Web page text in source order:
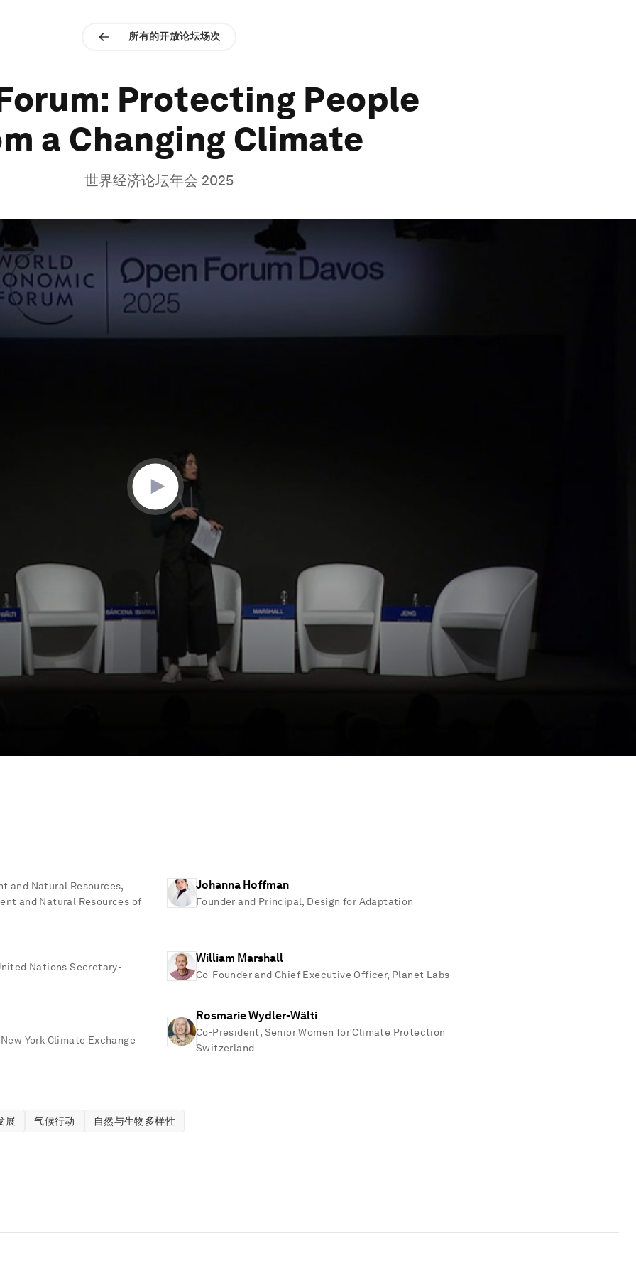
所有的开放论坛场次
Protecting People
a Changing Climate
世界经济论坛年会 2025
and Natural Resources,
and Natural Resources of
Johanna Hoffman
Founder and Principal, Design for Adaptation
Nations Secretary-
William Marshall
Co-Founder and Chief Executive Officer, Planet Labs
York Climate Exchange
Rosmarie Wydler-Wälti
Co-President, Senior Women for Climate Protection
Switzerland
展 气候行动 自然与生物多样性